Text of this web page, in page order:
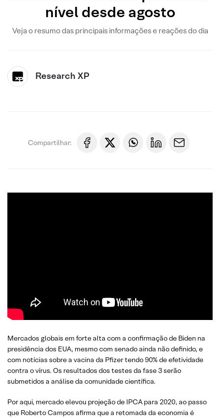
nível desde agosto
Veja o resumo das principais informações e reações do dia
Research XP
Compartilhar:
Mercados globais em forte alta com a confirmação de Biden na
presidência dos EUA, mesmo com senado ainda não definido, e
com notícias sobre a vacina da Pfizer tendo 90% de efetividade
contra o vírus. Os resultados dos testes da fase 3 serão
submetidos a análise da comunidade científica.
Por aqui, mercado elevou projeção de IPCA para 2020, ao passo
que Roberto Campos afirma que a retomada da economia é